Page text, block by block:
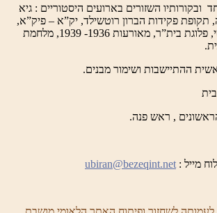
השזורים בארועים היסטוריים : גיא
תקופת פקידות הברון רוטשילד, יק”א – פיק”א,
תקופת המנדט הבריטי, פלוגת בית”ר, מאורעות 1936- 1939, מלחמת
ההתיישבות ושימור מבנים.
, ראש פנה.
מייל : ubiran@bezeqint.net